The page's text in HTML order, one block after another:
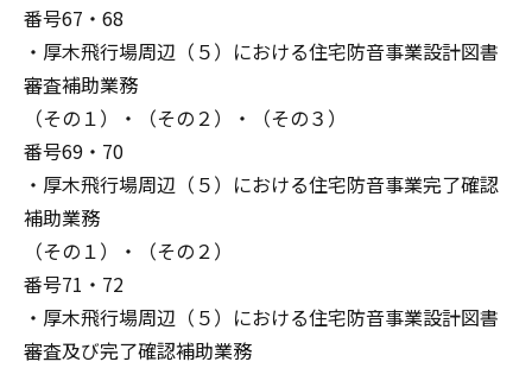
番号67・68
・厚木飛行場周辺（５）における住宅防音事業設計図書
審査補助業務
（その１）・（その２）・（その３）
番号69・70
・厚木飛行場周辺（５）における住宅防音事業完了確認
補助業務
（その１）・（その２）
番号71・72
・厚木飛行場周辺（５）における住宅防音事業設計図書
審査及び完了確認補助業務